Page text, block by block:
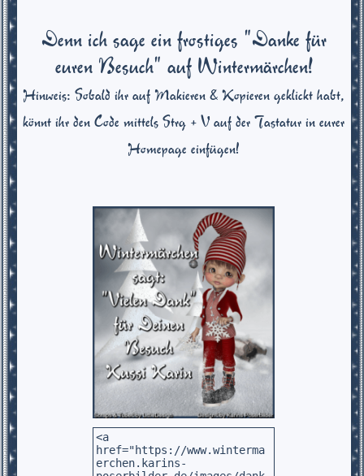
Denn ich sage ein frostiges "Danke für
euren Besuch" auf Wintermärchen!
Hinweis: Sobald ihr auf Makieren & Kopieren geklickt habt,
könnt ihr den Code mittels Strg + V auf der Tastatur in eurer
Homepage einfügen!